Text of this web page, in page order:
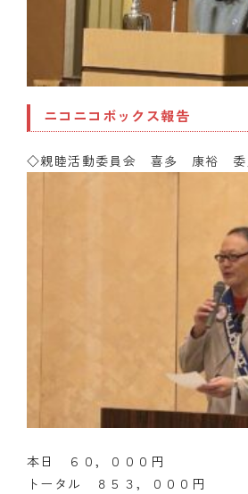
ニコニコボックス報告
◇親睦活動委員会 喜多 康裕 委
本日 ６０，０００円
トータル ８５３，０００円